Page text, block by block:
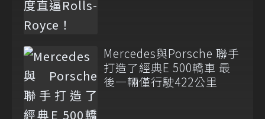
Mercedes與Porsche 聯手
打造了經典E 500轎車 最
後一輛僅行駛422公里